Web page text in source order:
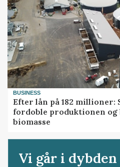
BUSINESS
Efter lån på 182 millioner:
fordoble produktionen og
biomasse
Vi går i dybden